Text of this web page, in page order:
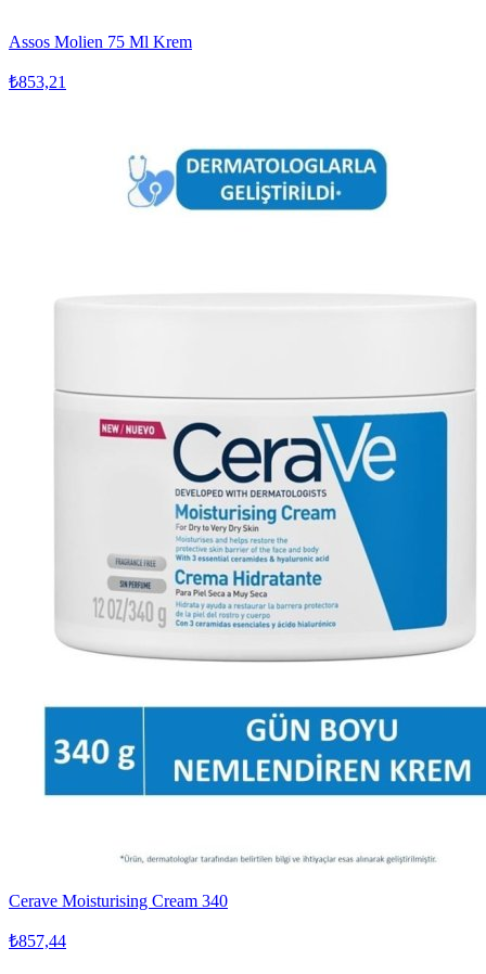
Assos Molien 75 Ml Krem
₺853,21
Cerave Moisturising Cream 340
₺857,44